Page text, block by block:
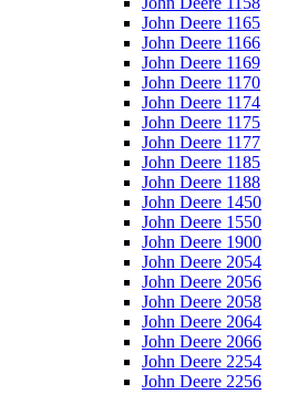
John Deere 1165
John Deere 1166
John Deere 1169
John Deere 1170
John Deere 1174
John Deere 1175
John Deere 1177
John Deere 1185
John Deere 1188
John Deere 1450
John Deere 1550
John Deere 1900
John Deere 2054
John Deere 2056
John Deere 2058
John Deere 2064
John Deere 2066
John Deere 2254
John Deere 2256